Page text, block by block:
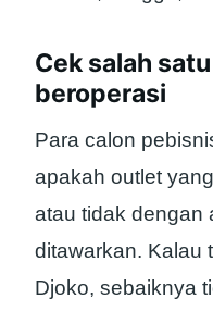
Cek salah
beroperasi
Para calon
apakah outlet
atau tidak dengan
ditawarkan. Kalau
Djoko, sebaiknya